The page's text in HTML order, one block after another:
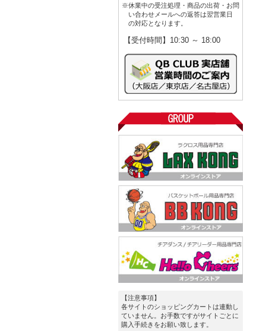
※休業中の受注処理・商品の出荷・お問
い合わせメールへの返答は翌営業日
の対応となります。
【受付時間】10:30 ～ 18:00
【注意事項】
各サイトのショッピングカートは連動し
ていません。お手数ですがサイトごとに
購入手続きをお願い致します。